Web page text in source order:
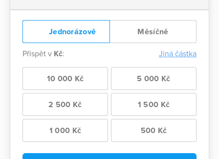
Jednorázově Měsíčně
Přispět v Kč: Jiná částka
10 000 Kč 5 000 Kč
2 500 Kč 1 500 Kč
1 000 Kč 500 Kč